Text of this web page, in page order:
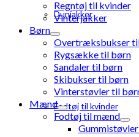
Dunjakker
Fodtøj til kvinder
Regntøj til kvinder
Vinterjakker
Børn
Overtræksbukser
Rygsække til børn
Sandaler til børn
Skibukser til børn
Vinterstøvler til
Mænd
Fodtøj til mænd